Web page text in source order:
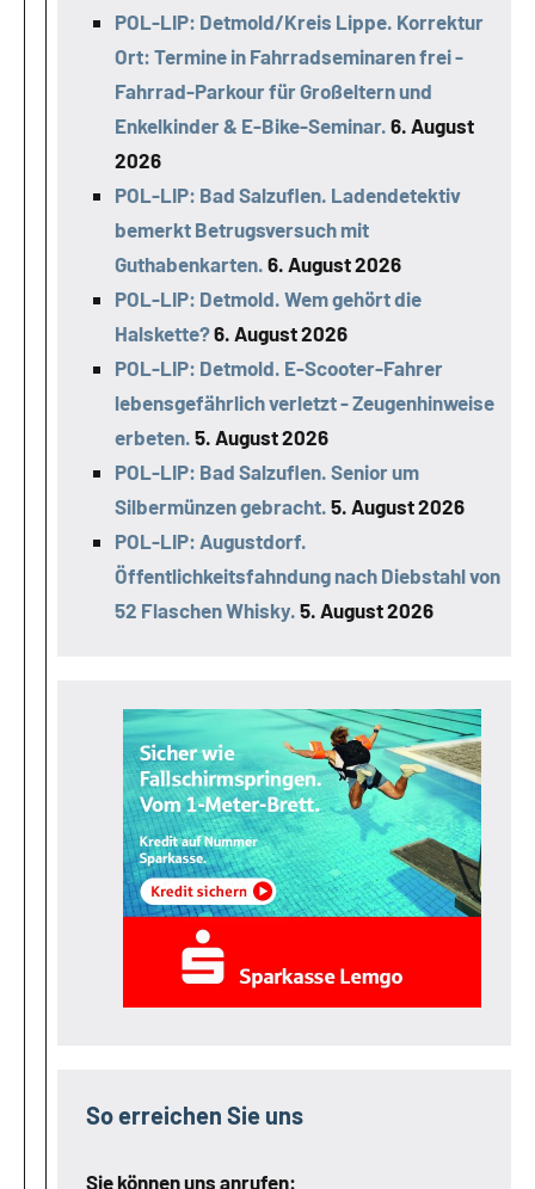
POL-LIP: Detmold/Kreis Lippe. Korrektur
Ort: Termine in Fahrradseminaren frei -
Fahrrad-Parkour für Großeltern und
Enkelkinder & E-Bike-Seminar. 6. August
2026
POL-LIP: Bad Salzuflen. Ladendetektiv
bemerkt Betrugsversuch mit
Guthabenkarten. 6. August 2026
POL-LIP: Detmold. Wem gehört die
Halskette?6. August 2026
POL-LIP: Detmold. E-Scooter-Fahrer
lebensgefährlich verletzt - Zeugenhinweise
erbeten. 5. August 2026
POL-LIP: Bad Salzuflen. Senior um
Silbermünzen gebracht. 5. August 2026
POL-LIP: Augustdorf.
Öffentlichkeitsfahndung nach Diebstahl von
52 Flaschen Whisky. 5. August 2026
So erreichen Sie uns
Sie können uns anrufen: